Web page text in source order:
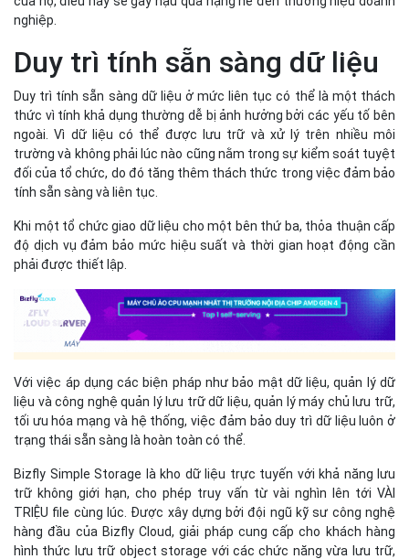
nghiệp.
Duy trì tính sẵn sàng dữ liệu
Duy trì tính sẵn sàng dữ liệu ở mức liên tục có thể là một thách
thức vì tính khả dụng thường dễ bị ảnh hưởng bởi các yếu tố bên
ngoài. Vì dữ liệu có thể được lưu trữ và xử lý trên nhiều môi
trường và không phải lúc nào cũng nằm trong sự kiểm soát tuyệt
đối của tổ chức, do đó tăng thêm thách thức trong việc đảm bảo
tính sẵn sàng và liên tục.
Khi một tổ chức giao dữ liệu cho một bên thứ ba, thỏa thuận cấp
độ dịch vụ đảm bảo mức hiệu suất và thời gian hoạt động cần
phải được thiết lập.
Với việc áp dụng các biện pháp như bảo mật dữ liệu, quản lý dữ
liệu và công nghệ quản lý lưu trữ dữ liệu, quản lý máy chủ lưu trữ,
tối ưu hóa mạng và hệ thống, việc đảm bảo duy trì dữ liệu luôn ở
trạng thái sẵn sàng là hoàn toàn có thể.
Bizfly Simple Storage là kho dữ liệu trực tuyến với khả năng lưu
trữ không giới hạn, cho phép truy vấn từ vài nghìn lên tới VÀI
TRIỆU file cùng lúc. Được xây dựng bởi đội ngũ kỹ sư công nghệ
hàng đầu của Bizfly Cloud, giải pháp cung cấp cho khách hàng
hình thức lưu trữ object storage với các chức năng vừa lưu trữ,